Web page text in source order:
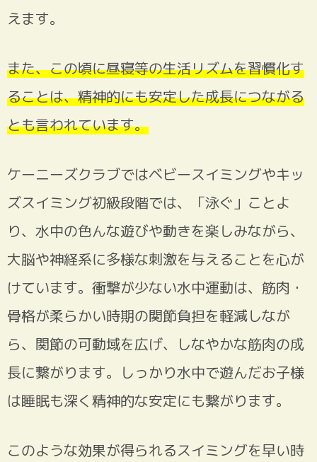
えます。
また、この頃に昼寝等の生活リズムを習慣化す
ることは、精神的にも安定した成長につながる
とも言われています。
ケーニーズクラブではベビースイミングやキッ
ズスイミング初級段階では、「泳ぐ」ことよ
り、水中の色んな遊びや動きを楽しみながら、
大脳や神経系に多様な刺激を与えることを心が
けています。衝撃が少ない水中運動は、筋肉・
骨格が柔らかい時期の関節負担を軽減しなが
ら、関節の可動域を広げ、しなやかな筋肉の成
長に繋がります。しっかり水中で遊んだお子様
は睡眠も深く精神的な安定にも繋がります。
このような効果が得られるスイミングを早い時